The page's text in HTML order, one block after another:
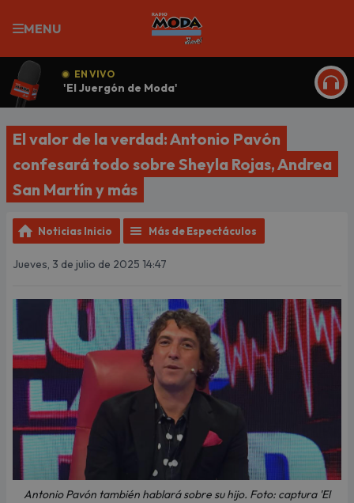
MENU
EN VIVO
'El Juergón de Moda'
El valor de la verdad: Antonio Pavón
confesará todo sobre Sheyla Rojas, Andrea
San Martín y más
Noticias Inicio Más de Espectáculos
Jueves, 3 de julio de 2025 14:47
Antonio Pavón también hablará sobre su hijo. Foto: captura 'El